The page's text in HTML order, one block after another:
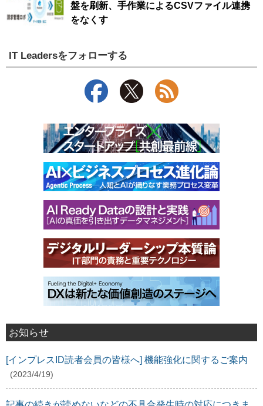
盤を刷新、手作業によるCSVファイル連携
をなくす
IT Leadersをフォローする
お知らせ
[インプレスID読者会員の皆様へ] 機能強化に関するご案内
(2023/4/19)